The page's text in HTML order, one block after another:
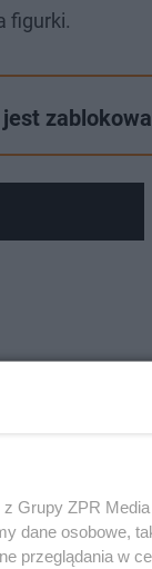
figurki.
jest
Grupy ZPR
dane osobowe,
przeglądania w